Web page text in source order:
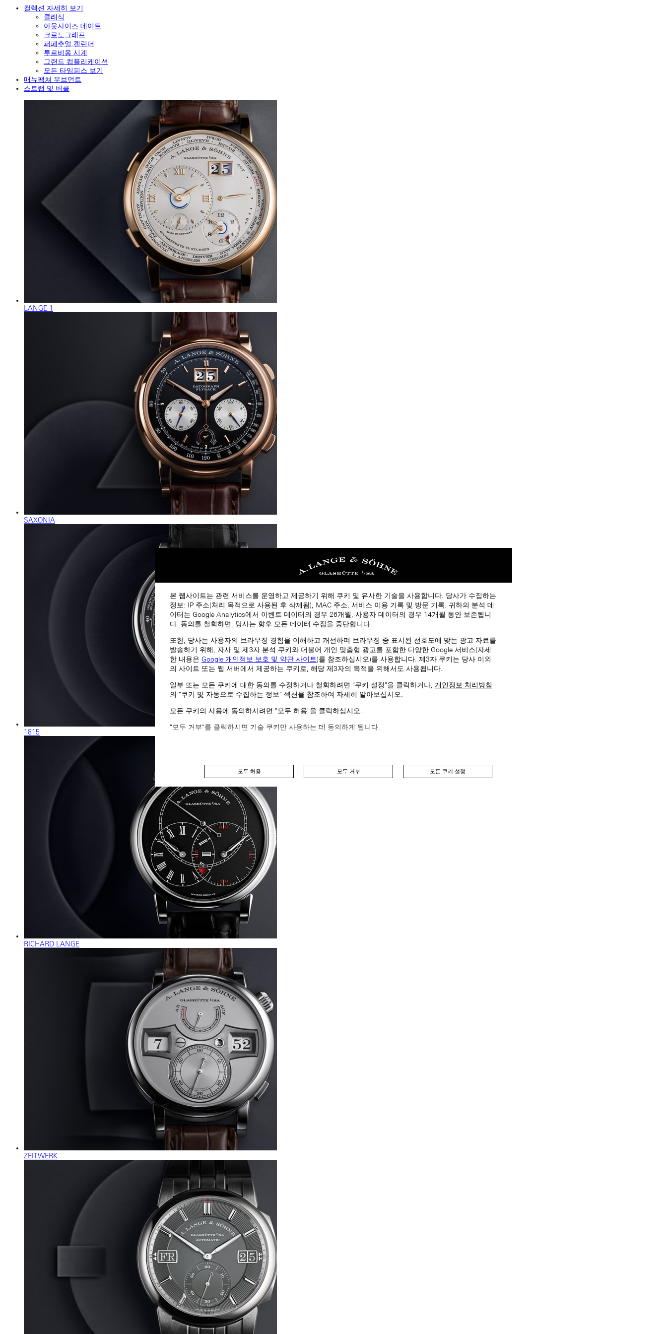
컬렉션 자세히 보기
클래식
아웃사이즈 데이트
크로노그래프
퍼페추얼 캘린더
투르비옹 시계
그랜드 컴플리케이션
모든 타임피스 보기
매뉴팩쳐 무브먼트
스트랩 및 버클
LANGE 1
SAXONIA
1815
RICHARD LANGE
ZEITWERK
본 웹사이트는 관련 서비스를 운영하고 제공하기 위해 쿠키 및 유사한 기술을 사용합니다. 당사가 수집하는
정보: IP 주소(처리 목적으로 사용된 후 삭제됨), MAC 주소, 서비스 이용 기록 및 방문 기록. 귀하의 분석 데
이터는 Google Analytics에서 이벤트 데이터의 경우 26개월, 사용자 데이터의 경우 14개월 동안 보존됩니
다. 동의를 철회하면, 당사는 향후 모든 데이터 수집을 중단합니다.
또한, 당사는 사용자의 브라우징 경험을 이해하고 개선하며 브라우징 중 표시된 선호도에 맞는 광고 자료를
발송하기 위해, 자사 및 제3자 분석 쿠키와 더불어 개인 맞춤형 광고를 포함한 다양한 Google 서비스(자세
한 내용은 Google 개인정보 보호 및 약관 사이트)를 참조하십시오)를 사용합니다. 제3자 쿠키는 당사 이외
의 사이트 또는 웹 서버에서 제공하는 쿠키로, 해당 제3자의 목적을 위해서도 사용됩니다.
일부 또는 모든 쿠키에 대한 동의를 수정하거나 철회하려면 "쿠키 설정"을 클릭하거나, 개인정보 처리방침
의 "쿠키 및 자동으로 수집하는 정보" 섹션을 참조하여 자세히 알아보십시오.
모든 쿠키의 사용에 동의하시려면 "모두 허용"을 클릭하십시오.
"모두 거부"를 클릭하시면 기술 쿠키만 사용하는 데 동의하게 됩니다.
모두 허용 모두 거부 모든 쿠키 설정